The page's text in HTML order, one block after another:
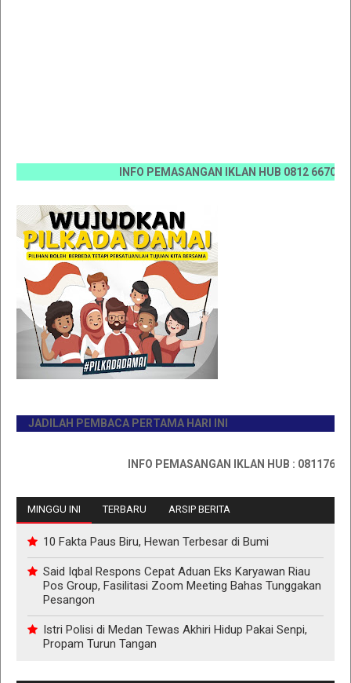
INFO PEMASANGAN IKLAN HUB 0812 6670
JADILAH PEMBACA PERTAMA HARI INI
INFO PEMASANGAN IKLAN HUB : 0811767335
MINGGU INI TERBARU ARSIP BERITA
10 Fakta Paus Biru, Hewan Terbesar di Bumi
Said Iqbal Respons Cepat Aduan Eks Karyawan Riau
Pos Group, Fasilitasi Zoom Meeting Bahas Tunggakan
Pesangon
Istri Polisi di Medan Tewas Akhiri Hidup Pakai Senpi,
Propam Turun Tangan